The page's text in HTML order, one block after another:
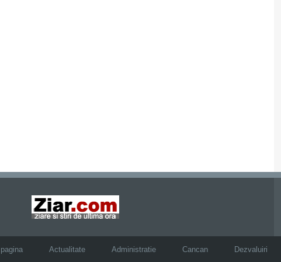
Actualitate Administratie Cancan Dezvaluiri